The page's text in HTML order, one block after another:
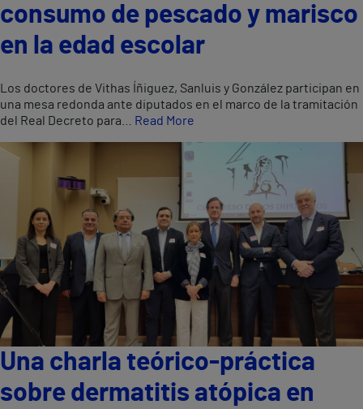
consumo de pescado y marisco
en la edad escolar
Los doctores de Vithas Íñiguez, Sanluis y González participan en
una mesa redonda ante diputados en el marco de la tramitación
del Real Decreto para…
Read More
Una charla teórico-práctica
sobre dermatitis atópica en